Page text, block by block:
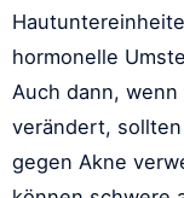
hormonelle
Auch dann,
verändert,
gegen Akne